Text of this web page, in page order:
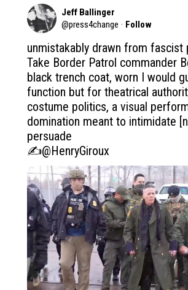
Jeff Ballinger
@press4change · Follow
unmistakably drawn from fascist
Take Border Patrol commander
black trench coat, worn I would
function but for theatrical
costume politics, a visual
domination meant to intimidate
persuade
✍️@HenryGiroux